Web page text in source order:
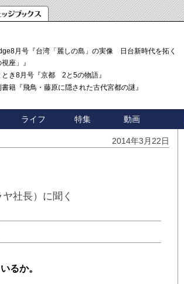
月号『台湾「麗しの島」の実像 日台新時代を拓く「3
座」』
とき8月号『京都 2と5の物語』
籍『飛鳥・藤原に隠された古代宮都の謎』
ライフ 特集 動画
2014年3月22日
社長）に聞く
るか。